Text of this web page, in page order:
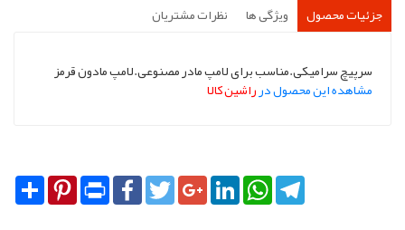
جزئیات محصول ویژگی ها نظرات مشتریان
سرپیچ سرامیکی.مناسب برای لامپ مادر مصنوعی.لامپ مادون قرمز
مشاهده این محصول درراشین کالا
Share PinterestPrint FacebookTwitterGoogle+LinkedInWhatsApp